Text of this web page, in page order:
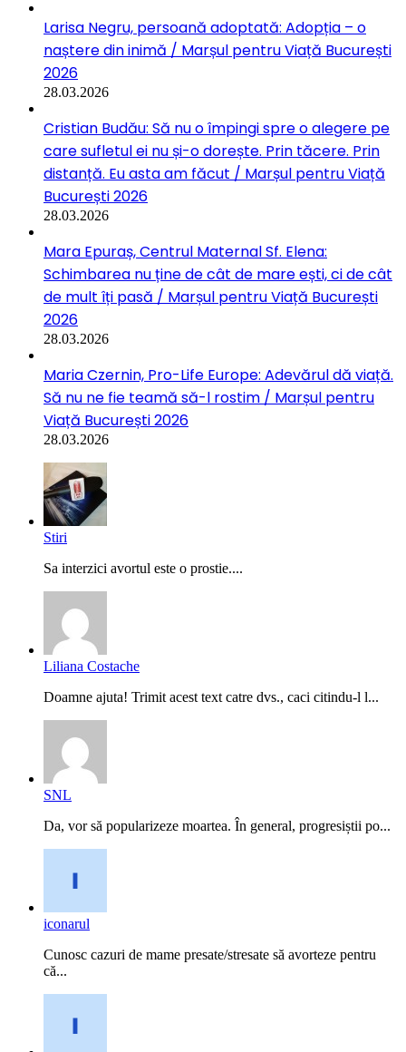
Larisa Negru, persoană adoptată: Adopția – o
naștere din inimă / Marșul pentru Viață București
2026
28.03.2026
Cristian Budău: Să nu o împingi spre o alegere pe
care sufletul ei nu și-o dorește. Prin tăcere. Prin
distanță. Eu asta am făcut / Marșul pentru Viață
București 2026
28.03.2026
Mara Epuraș, Centrul Maternal Sf. Elena:
Schimbarea nu ține de cât de mare ești, ci de cât
de mult îți pasă / Marșul pentru Viață București
2026
28.03.2026
Maria Czernin, Pro-Life Europe: Adevărul dă viață.
Să nu ne fie teamă să-l rostim / Marșul pentru
Viață București 2026
28.03.2026
Stiri
Sa interzici avortul este o prostie....
Liliana Costache
Doamne ajuta! Trimit acest text catre dvs., caci citindu-l l...
SNL
Da, vor să popularizeze moartea. În general, progresiștii po...
iconarul
Cunosc cazuri de mame presate/stresate să avorteze pentru
că...